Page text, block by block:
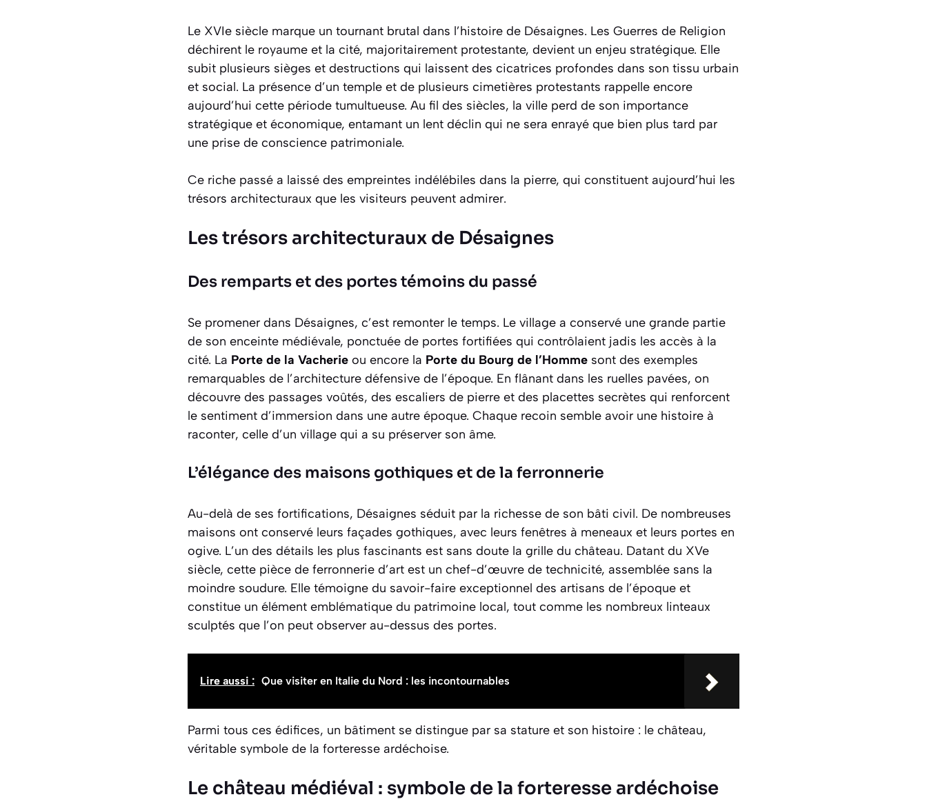
Le XVIe siècle marque un tournant brutal dans l’histoire de Désaignes. Les Guerres de Religion
déchirent le royaume et la cité, majoritairement protestante, devient un enjeu stratégique. Elle
subit plusieurs sièges et destructions qui laissent des cicatrices profondes dans son tissu urbain
et social. La présence d’un temple et de plusieurs cimetières protestants rappelle encore
aujourd’hui cette période tumultueuse. Au fil des siècles, la ville perd de son importance
stratégique et économique, entamant un lent déclin qui ne sera enrayé que bien plus tard par
une prise de conscience patrimoniale.
Ce riche passé a laissé des empreintes indélébiles dans la pierre, qui constituent aujourd’hui les
trésors architecturaux que les visiteurs peuvent admirer.
Les trésors architecturaux de Désaignes
Des remparts et des portes témoins du passé
Se promener dans Désaignes, c’est remonter le temps. Le village a conservé une grande partie
de son enceinte médiévale, ponctuée de portes fortifiées qui contrôlaient jadis les accès à la
cité. La Porte de la Vacherie ou encore la Porte du Bourg de l’Homme sont des exemples
remarquables de l’architecture défensive de l’époque. En flânant dans les ruelles pavées, on
découvre des passages voûtés, des escaliers de pierre et des placettes secrètes qui renforcent
le sentiment d’immersion dans une autre époque. Chaque recoin semble avoir une histoire à
raconter, celle d’un village qui a su préserver son âme.
L’élégance des maisons gothiques et de la ferronnerie
Au-delà de ses fortifications, Désaignes séduit par la richesse de son bâti civil. De nombreuses
maisons ont conservé leurs façades gothiques, avec leurs fenêtres à meneaux et leurs portes en
ogive. L’un des détails les plus fascinants est sans doute la grille du château. Datant du XVe
siècle, cette pièce de ferronnerie d’art est un chef-d’œuvre de technicité, assemblée sans la
moindre soudure. Elle témoigne du savoir-faire exceptionnel des artisans de l’époque et
constitue un élément emblématique du patrimoine local, tout comme les nombreux linteaux
sculptés que l’on peut observer au-dessus des portes.
Lire aussi : Que visiter en Italie du Nord : les incontournables
Parmi tous ces édifices, un bâtiment se distingue par sa stature et son histoire : le château,
véritable symbole de la forteresse ardéchoise.
Le château médiéval : symbole de la forteresse ardéchoise